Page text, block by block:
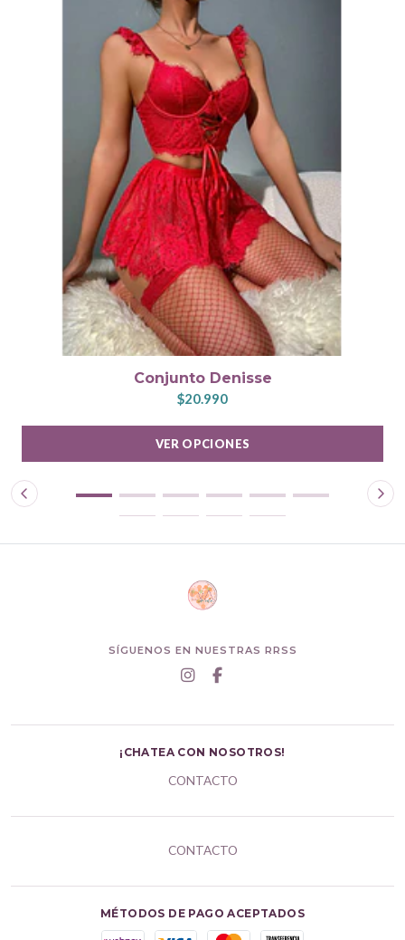
Conjunto Denisse
$20.990
VER OPCIONES
SÍGUENOS EN NUESTRAS RRSS
¡CHATEA CON NOSOTROS!
CONTACTO
CONTACTO
MÉTODOS DE PAGO ACEPTADOS